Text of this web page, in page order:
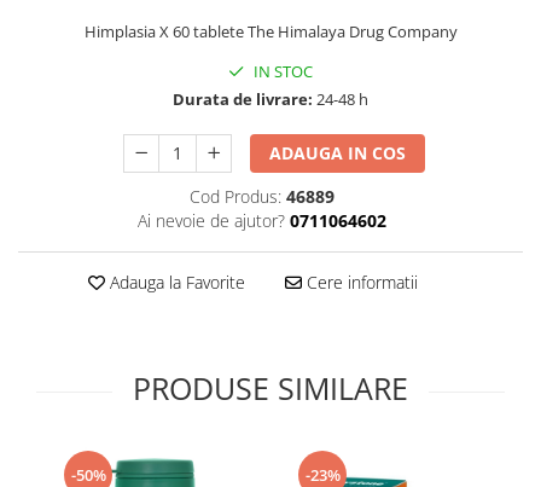
Supliment Vitamina B
Supliment Vitamina E
Tincturi si Gemoderivate
Tuse gat si respiratie
Himplasia X 60 tablete The Himalaya Drug Company
IN STOC
Durata de livrare: 24-48 h
ADAUGA IN COS
Cod Produs: 46889
Ai nevoie de ajutor? 0711064602
Adauga la Favorite Cere informatii
PRODUSE SIMILARE
-50% -23%